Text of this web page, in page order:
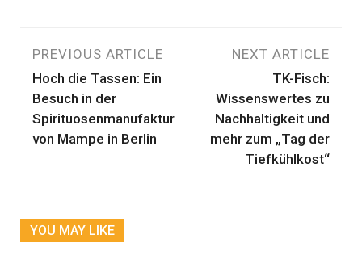
Beitragsnavigation
PREVIOUS ARTICLE
Hoch die Tassen: Ein
Besuch in der
Spirituosenmanufaktur
von Mampe in Berlin
NEXT ARTICLE
TK-Fisch:
Wissenswertes zu
Nachhaltigkeit und
mehr zum „Tag der
Tiefkühlkost“
YOU MAY LIKE